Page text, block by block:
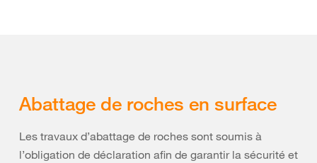
Abattage de roches en surface
Les travaux d’abattage de roches sont soumis à
l’obligation de déclaration afin de garantir la sécurité et